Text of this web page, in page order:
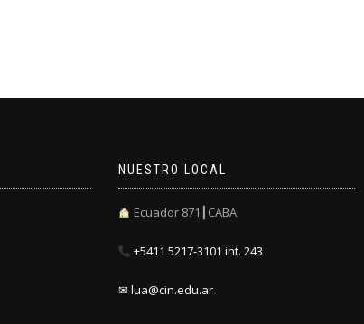
NUESTRO LOCAL
Ecuador 871┃CABA
+5411 5217-3101 int. 243
✉ lua@cin.edu.ar